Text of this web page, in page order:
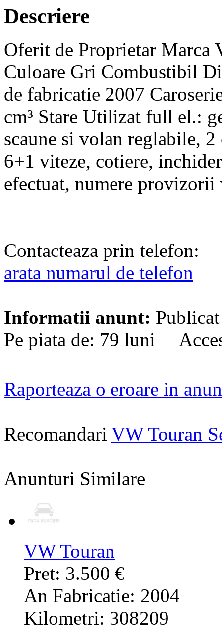
Descriere
Oferit de Proprietar Marca
Culoare Gri Combustibil
de fabricatie 2007
cm³ Stare Utilizat full el.:
scaune si volan reglabile,
6+1 viteze, cotiere,
efectuat, numere
Contacteaza prin telefon:
arata numarul de telefon
Informatii anunt:
Pe piata de: 79 luni
Raporteaza o eroare in
Recomandari VW Touran
Anunturi Similare
VW Touran
Pret: 3.500 €
An Fabricatie: 2004
Kilometri: 308209